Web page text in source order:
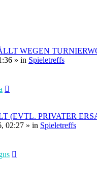
WEGEN
» in Spieletreffs
(EVTL. PRIVATER
02:27 » in Spieletreffs